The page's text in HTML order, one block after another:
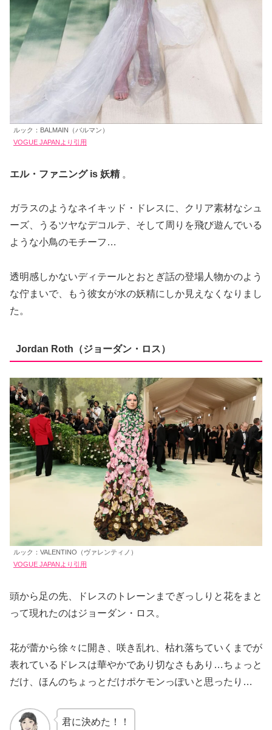
ルック：BALMAIN（バルマン）
VOGUE JAPANより引用
エル・ファニング is 妖精。
ガラスのようなネイキッド・ドレスに、クリア素材なシュ
ーズ、うるツヤなデコルテ、そして周りを飛び遊んでいる
ような小鳥のモチーフ…
透明感しかないディテールとおとぎ話の登場人物かのよう
な佇まいで、もう彼女が水の妖精にしか見えなくなりまし
た。
Jordan Roth（ジョーダン・ロス）
ルック：VALENTINO（ヴァレンティノ）
VOGUE JAPANより引用
頭から足の先、ドレスのトレーンまでぎっしりと花をまと
って現れたのはジョーダン・ロス。
花が蕾から徐々に開き、咲き乱れ、枯れ落ちていくまでが
表れているドレスは華やかであり切なさもあり…ちょっと
だけ、ほんのちょっとだけポケモンっぽいと思ったり…
君に決めた！！